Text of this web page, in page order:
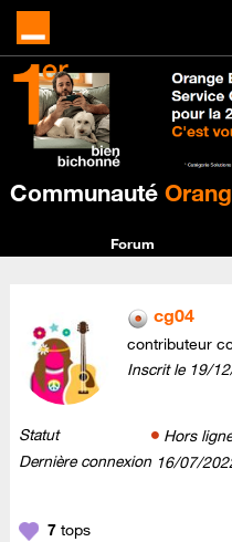
Communauté
Forum
cg04
contributeur
Inscrit le ‎19/
Statut
Hors
Dernière connexion ‎16/07/
7 tops